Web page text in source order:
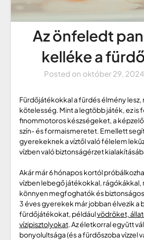
Az önfeledt
kelléke a
Posted on október 29, 2024
Fürdőjátékokkal a fürdés élmény lesz,
kötelesség. Mint a legtöbb játék, ez is
finommotoros készségeket, a
szín- és formaismeretet. Emellett
gyerekeknek a víztől való félelem
vízben való biztonságérzet
Akár már 6 hónapos kortól
vízben lebegő játékokkal, rágókákkal,
könnyen megfoghatók és
3 éves gyerekek már jobban élvezik a
fürdőjátékokat, példáulvödröket,
vízipisztolyokat. Az életkorral együtt
bonyolultsága (és a fürdőszoba vízzel